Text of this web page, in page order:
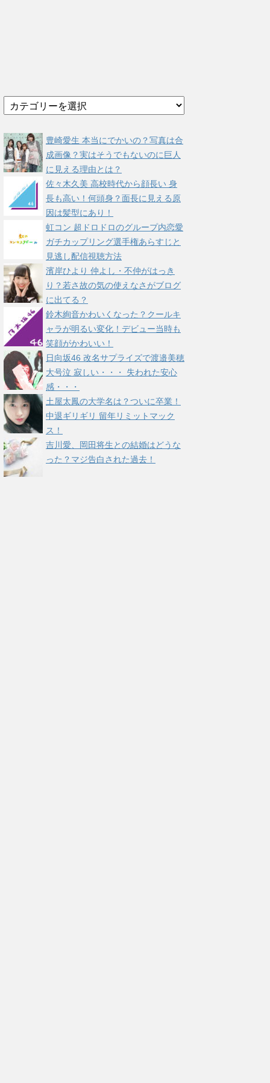
テ
リ
ー
豊崎愛生 本当にでかいの？写真は合
成画像？実はそうでもないのに巨人
に見える理由とは？
佐々木久美 高校時代から顔長い 身
長も高い！何頭身？面長に見える原
因は髪型にあり！
虹コン 超ドロドロのグループ内恋愛
ガチカップリング選手権あらすじと
見逃し配信視聴方法
濱岸ひより 仲よし・不仲がはっき
り？若さ故の気の使えなさがブログ
に出てる？
鈴木絢音かわいくなった？クールキ
ャラが明るい変化！デビュー当時も
笑顔がかわいい！
日向坂46 改名サプライズで渡邉美穂
大号泣 寂しい・・・ 失われた安心
感・・・
土屋太鳳の大学名は？ついに卒業！
中退ギリギリ 留年リミットマック
ス！
吉川愛、岡田将生との結婚はどうな
った？マジ告白された過去！